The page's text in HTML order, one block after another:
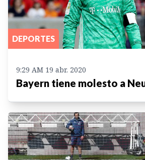
DEPORTES
9:29 AM 19 abr. 2020
Bayern tiene molesto a